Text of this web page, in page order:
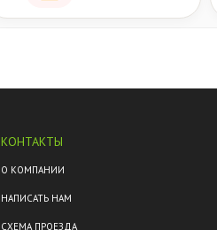
КОНТАКТЫ
О КОМПАНИИ
НАПИСАТЬ НАМ
СХЕМА ПРОЕЗДА